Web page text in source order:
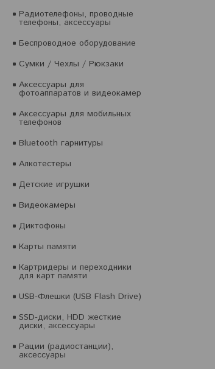
Радиотелефоны, проводные
телефоны, аксессуары
Беспроводное оборудование
Сумки / Чехлы / Рюкзаки
Аксессуары для
фотоаппаратов и видеокамер
Аксессуары для мобильных
телефонов
Bluetooth гарнитуры
Алкотестеры
Детские игрушки
Видеокамеры
Диктофоны
Карты памяти
Картридеры и переходники
для карт памяти
USB-Флешки (USB Flash Drive)
SSD-диски, HDD жесткие
диски, аксессуары
Рации (радиостанции),
аксессуары